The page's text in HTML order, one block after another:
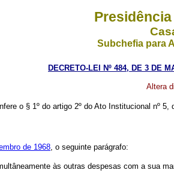
Subchefia para
DECRETO-LEI Nº 484, DE 3 DE
Altera
o § 1º do artigo 2º do Ato Institucional nº 5,
de 1968, o seguinte parágrafo:
às outras despesas com a sua